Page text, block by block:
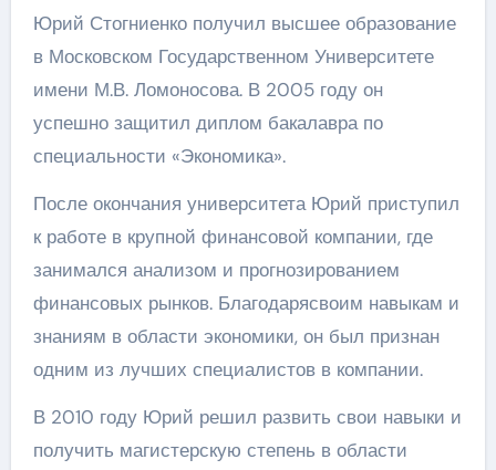
Юрий Стогниенко получил высшее образование
в Московском Государственном Университете
имени М.В. Ломоносова. В 2005 году он
успешно защитил диплом бакалавра по
специальности «Экономика».
После окончания университета Юрий приступил
к работе в крупной финансовой компании, где
занимался анализом и прогнозированием
финансовых рынков. Благодарясвоим навыкам и
знаниям в области экономики, он был признан
одним из лучших специалистов в компании.
В 2010 году Юрий решил развить свои навыки и
получить магистерскую степень в области